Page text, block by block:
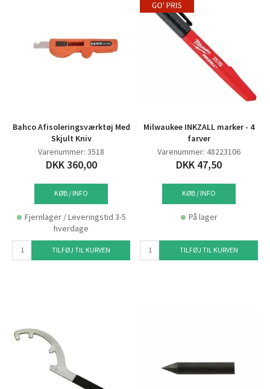
Bahco Afisoleringsværktøj Med
Skjult Kniv
Varenummer: 3518
DKK 360,00
KØB / INFO
Fjernlager / Leveringstid 3-5
hverdage
TILFØJ TIL KURVEN
Milwaukee INKZALL marker - 4
farver
Varenummer: 48223106
DKK 47,50
KØB / INFO
På lager
TILFØJ TIL KURVEN